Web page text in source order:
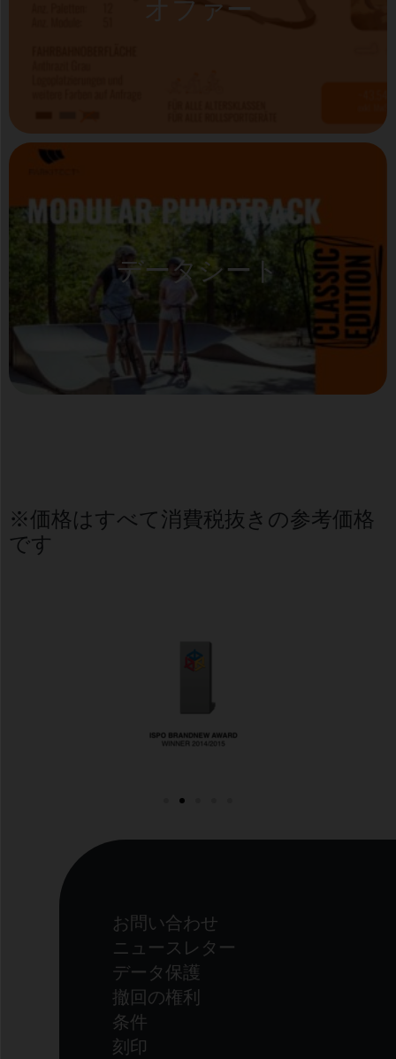
データシート
※価格はすべて消費税抜きの参考価格
です
お問い合わせ
ニュースレター
データ保護
撤回の権利
条件
刻印